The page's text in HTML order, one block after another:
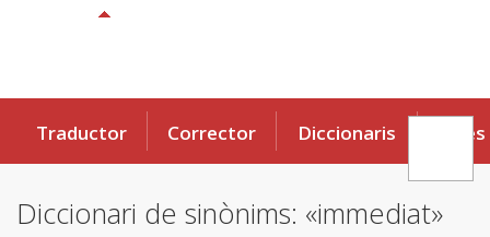
Traductor Corrector Diccionaris Eines
Diccionari de sinònims: «immediat»